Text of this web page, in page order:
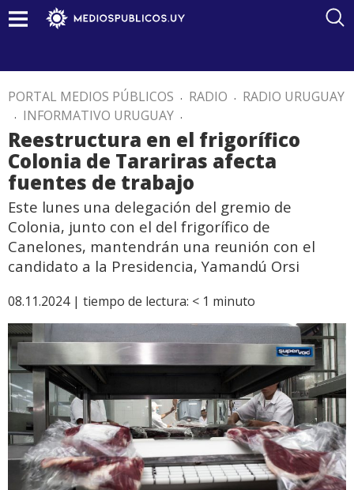
PORTAL MEDIOS PÚBLICOS . RADIO . RADIO URUGUAY
. INFORMATIVO URUGUAY .
Reestructura en el frigorífico
Colonia de Tarariras afecta
fuentes de trabajo
Este lunes una delegación del gremio de
Colonia, junto con el del frigorífico de
Canelones, mantendrán una reunión con el
candidato a la Presidencia, Yamandú Orsi
08.11.2024 | tiempo de lectura: < 1 minuto